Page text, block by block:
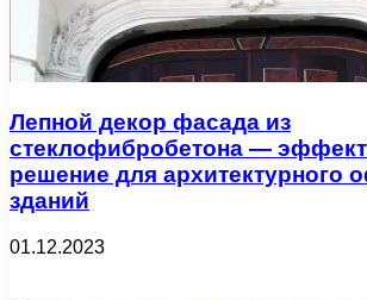
Лепной декор фасада из
стеклофибробетона —
решение для архитектурного
зданий
01.12.2023